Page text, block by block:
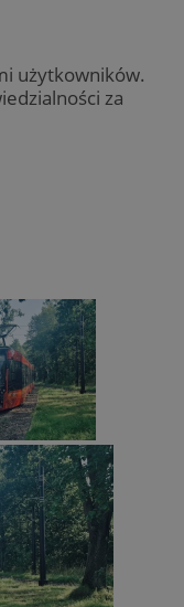
użytkowników.
za